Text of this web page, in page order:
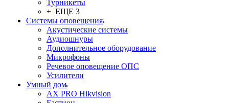
Турникеты
+ ЕЩЕ 3
Системы оповещения
Акустические системы
Аудиошнуры
Дополнительное оборудование
Микрофоны
Речевое оповещение ОПС
Усилители
Умный дом
AX PRO Hikvision